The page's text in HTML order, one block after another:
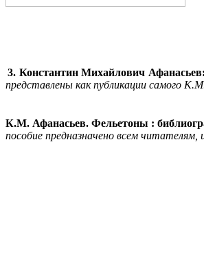
3. Константин Михайлович Афанасьев:
представлены как публикации самого
К.М. Афанасьев. Фельетоны :
пособие предназначено всем